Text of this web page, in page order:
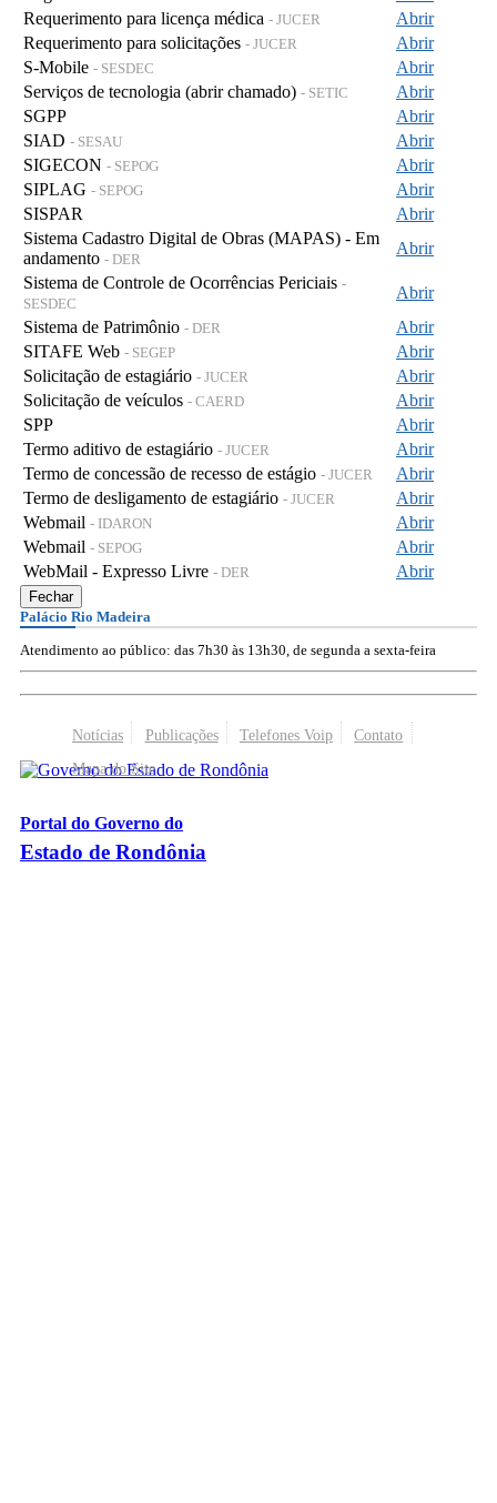
Requerimento para licença médica - JUCER
Abrir
Requerimento para solicitações - JUCER
Abrir
S-Mobile - SESDEC
Abrir
Serviços de tecnologia (abrir chamado) - SETIC
Abrir
SGPP
Abrir
SIAD - SESAU
Abrir
SIGECON - SEPOG
Abrir
SIPLAG - SEPOG
Abrir
SISPAR
Abrir
Sistema Cadastro Digital de Obras (MAPAS) - Em
andamento - DER
Abrir
Sistema de Controle de Ocorrências Periciais -
SESDEC
Abrir
Sistema de Patrimônio - DER
Abrir
SITAFE Web - SEGEP
Abrir
Solicitação de estagiário - JUCER
Abrir
Solicitação de veículos - CAERD
Abrir
SPP
Abrir
Termo aditivo de estagiário - JUCER
Abrir
Termo de concessão de recesso de estágio - JUCER
Abrir
Termo de desligamento de estagiário - JUCER
Abrir
Webmail - IDARON
Abrir
Webmail - SEPOG
Abrir
WebMail - Expresso Livre - DER Abrir
Fechar
Palácio Rio Madeira
Atendimento ao público: das 7h30 às 13h30, de segunda a sexta-feira
Notícias Publicações Telefones Voip
Contato
Mapa do Site
Portal do Governo do
Estado de Rondônia